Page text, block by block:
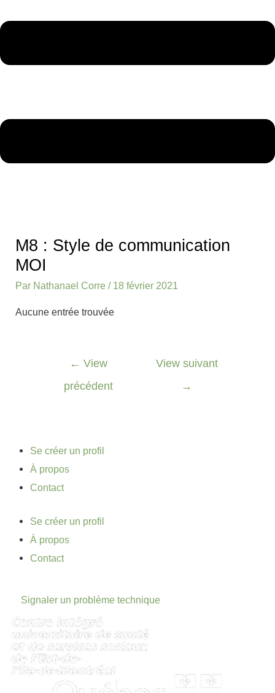
M8 : Style de communication
MOI
Par Nathanael Corre/ 18 février 2021
Aucune entrée trouvée
articles
← View
précédent
View suivant
→
Se créer un profil
À propos
Contact
Se créer un profil
À propos
Contact
Signaler un problème technique